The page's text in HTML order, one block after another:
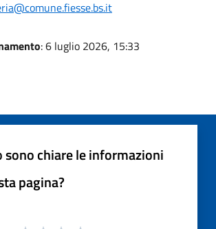
: 6 luglio 2026, 15:33
sono chiare le informazioni
pagina?